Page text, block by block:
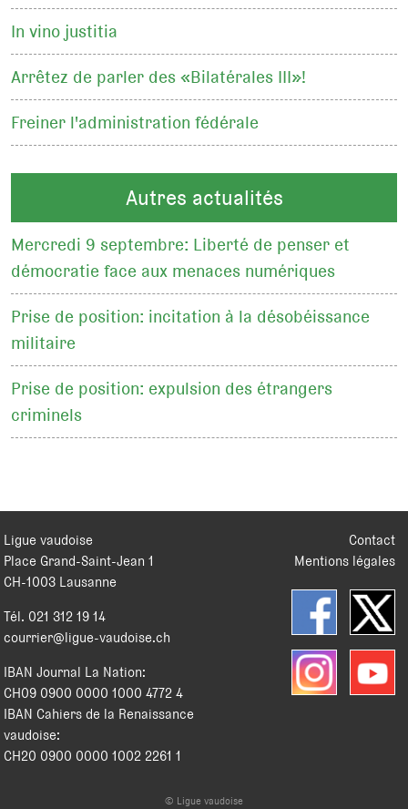
In vino justitia
Arrêtez de parler des «Bilatérales III»!
Freiner l'administration fédérale
Autres actualités
Mercredi 9 septembre: Liberté de penser et
démocratie face aux menaces numériques
Prise de position: incitation à la désobéissance
militaire
Prise de position: expulsion des étrangers
criminels
Contact
Mentions légales
Ligue vaudoise
Place Grand-Saint-Jean 1
CH-1003 Lausanne
Tél. 021 312 19 14
courrier@ligue-vaudoise.ch
IBAN Journal La Nation:
CH09 0900 0000 1000 4772 4
IBAN Cahiers de la Renaissance
vaudoise:
CH20 0900 0000 1002 2261 1
© Ligue vaudoise